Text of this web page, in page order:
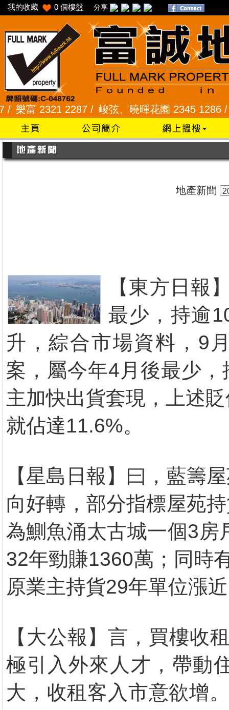
我的收藏 0 個樓盤 分享
富 2321 2287 /峻弦、曉暉花園 2345 1286 /威
地產新聞
【東方日報
最少，持逾
升，綜合市場資料，9
案，屬今年4月後最少
主加快出貨套現，上述
就佔達11.6%。
【星島日報】曰，藍籌
向好轉，部分指標屋苑
為鰂魚涌太古城一個3房
32年勁賺1360萬；同時
原業主持貨29年單位漲
【大公報】言，買樓收
極引入外來人才，帶動
大，收租客入市意欲增